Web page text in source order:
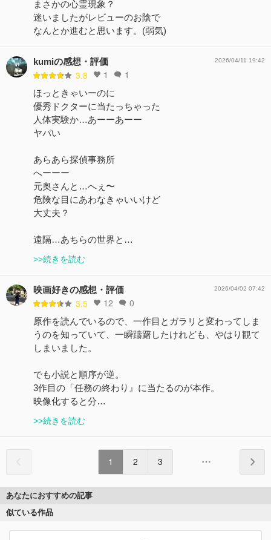
まさかの心霊現象？
迷いましたがレビューのお陰で
なんとか進むと思います。(弱気)
kumiの感想・評価
3.8 1 1
2026/04/11 19:42
ほっときゃいーのに
優秀ドクターに当たっちゃった
人体実験か…あーーあーー
ヤバい
あらあら探偵事務所
へーーー
元奥さんと…へぇ〜
危険な目にあわなきゃいいけど
大丈夫？
遠隔…あちらの世界と…
>>続きを読む
映画好きの感想・評価
3.5 12 0
2026/04/02 07:42
原作を読んでいるので、一作目とガラリと変わってしま
うのを知っていて、一瞬躊躇したけれども、やはり観て
しまいました。
でも小説と順序が逆。
3作目の「任務の終わり』に当たるのが本作。
映像化すると分…
>>続きを読む
1 2 3
あなたにおすすめの記事
似ている作品